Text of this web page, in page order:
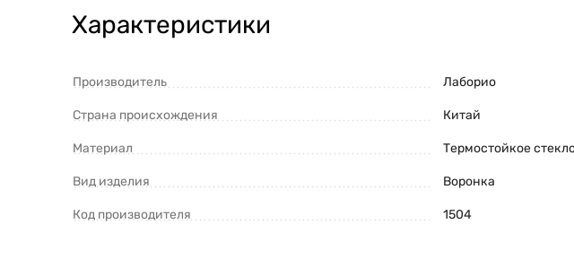
Характеристики
Производитель Лаборио
Страна происхождения Китай
Материал Термостойкое
Вид изделия Воронка
Код производителя 1504